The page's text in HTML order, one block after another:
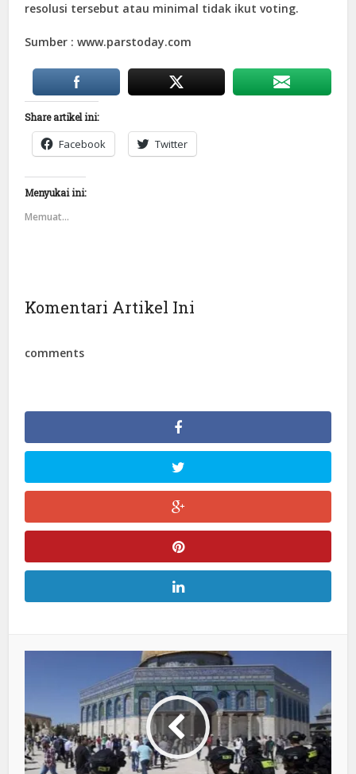
resolusi tersebut atau minimal tidak ikut voting.
Sumber : www.parstoday.com
Share artikel ini:
Facebook Twitter
Menyukai ini:
Memuat...
Komentari Artikel Ini
comments